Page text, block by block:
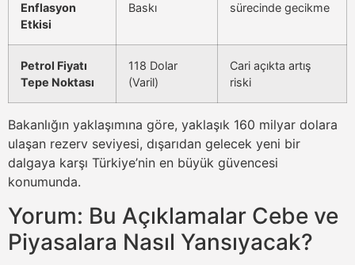
Enflasyon
Etkisi
Baskı
sürecinde gecikme
Petrol Fiyatı
Tepe Noktası
118 Dolar
(Varil)
Cari açıkta artış
riski
Bakanlığın yaklaşımına göre, yaklaşık 160 milyar dolara
ulaşan rezerv seviyesi, dışarıdan gelecek yeni bir
dalgaya karşı Türkiye’nin en büyük güvencesi
konumunda.
Yorum: Bu Açıklamalar Cebe ve
Piyasalara Nasıl Yansıyacak?